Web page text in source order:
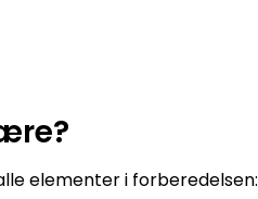
elementer i forberedelsen: